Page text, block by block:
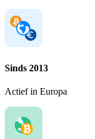
Sinds 2013
Actief in Europa